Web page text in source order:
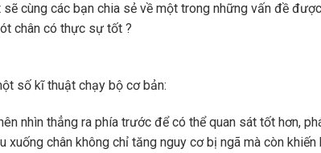
cùng các bạn chia sẻ về một trong những vấn đề
chân có thực sự tốt ?
số kĩ thuật chạy bộ cơ bản:
nhìn thẳng ra phía trước để có thể quan sát tốt hơn,
xuống chân không chỉ tăng nguy cơ bị ngã mà còn